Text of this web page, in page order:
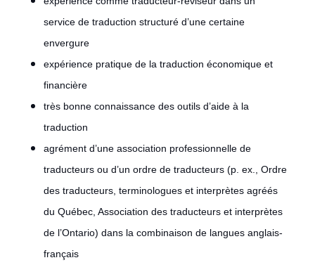
service de traduction structuré d’une certaine
envergure
expérience pratique de la traduction économique et
financière
très bonne connaissance des outils d’aide à la
traduction
agrément d’une association professionnelle de
traducteurs ou d’un ordre de traducteurs (p. ex., Ordre
des traducteurs, terminologues et interprètes agréés
du Québec, Association des traducteurs et interprètes
de l’Ontario) dans la combinaison de langues anglais-
français